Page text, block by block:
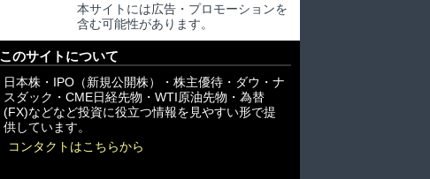
本サイトには広告・プロモーションを
含む可能性があります。
このサイトについて
日本株・IPO（新規公開株）・株主優待・ダウ・ナ
スダック・CME日経先物・WTI原油先物・為替
(FX)などなど投資に役立つ情報を見やすい形で提
供しています。
コンタクトはこちらから